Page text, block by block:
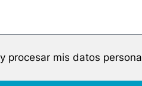
procesar mis datos